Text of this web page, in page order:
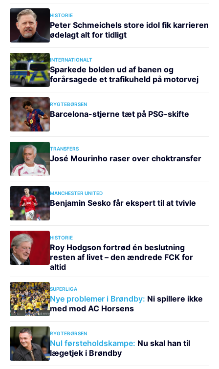
HISTORIE
Peter Schmeichels store idol fik karrieren
ødelagt alt for tidligt
INTERNATIONALT
Sparkede bolden ud af banen og
forårsagede et trafikuheld på motorvej
RYGTEBØRSEN
Barcelona-stjerne tæt på PSG-skifte
TRANSFERS
José Mourinho raser over choktransfer
MANCHESTER UNITED
Benjamin Sesko får ekspert til at tvivle
HISTORIE
Roy Hodgson fortrød én beslutning
resten af livet – den ændrede FCK for
altid
SUPERLIGA
Nye problemer i Brøndby: Ni spillere ikke
med mod AC Horsens
RYGTEBØRSEN
Nul førsteholdskampe: Nu skal han til
lægetjek i Brøndby